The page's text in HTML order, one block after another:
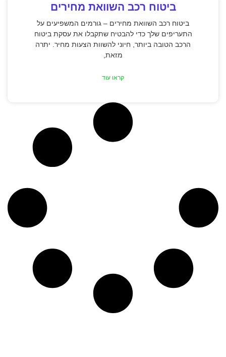
ביטוח רכב השוואת מחירים
ביטוח רכב השוואת מחירים – גורמים המשפיעים על
התעריפים שלך כדי להבטיח שתקבלו את עסקת ביטוח
הרכב הטובה ביותר, חיוני להשוות הצעות מחיר. יתרה
מזאת,
קראו עוד